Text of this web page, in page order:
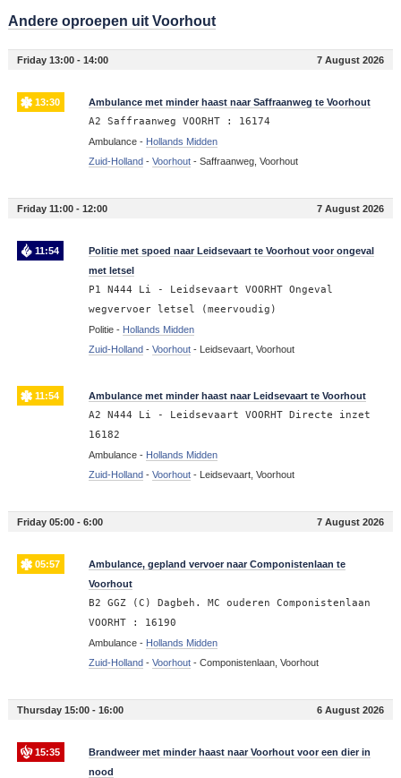
Andere oproepen uit Voorhout
Friday 13:00 - 14:00 7 August 2026
13:30 Ambulance met minder haast naar Saffraanweg te Voorhout
A2 Saffraanweg VOORHT : 16174
Ambulance - Hollands Midden
Zuid-Holland- Voorhout- Saffraanweg, Voorhout
Friday 11:00 - 12:00 7 August 2026
11:54
Politie met spoed naar Leidsevaart te Voorhout voor ongeval
met letsel
P1 N444 Li - Leidsevaart VOORHT Ongeval
wegvervoer letsel (meervoudig)
Politie - Hollands Midden
Zuid-Holland- Voorhout- Leidsevaart, Voorhout
11:54 Ambulance met minder haast naar Leidsevaart te Voorhout
A2 N444 Li - Leidsevaart VOORHT Directe inzet
16182
Ambulance - Hollands Midden
Zuid-Holland- Voorhout- Leidsevaart, Voorhout
Friday 05:00 - 6:00 7 August 2026
05:57
Ambulance, gepland vervoer naar Componistenlaan te
Voorhout
B2 GGZ (C) Dagbeh. MC ouderen Componistenlaan
VOORHT : 16190
Ambulance - Hollands Midden
Zuid-Holland- Voorhout- Componistenlaan, Voorhout
Thursday 15:00 - 16:00 6 August 2026
15:35
Brandweer met minder haast naar Voorhout voor een dier in
nood